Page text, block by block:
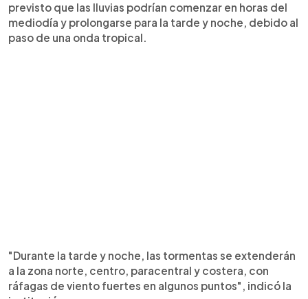
previsto que las lluvias podrían comenzar en horas del
mediodía y prolongarse para la tarde y noche, debido al
paso de una onda tropical.
"Durante la tarde y noche, las tormentas se extenderán
a la zona norte, centro, paracentral y costera, con
ráfagas de viento fuertes en algunos puntos", indicó la